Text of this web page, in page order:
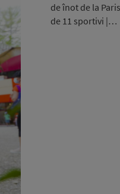
de înot de la
de 11 sportivi |…